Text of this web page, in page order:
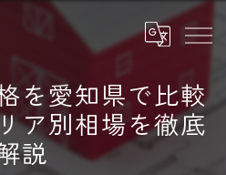
を愛知県で比較
ア別相場を徹底
説